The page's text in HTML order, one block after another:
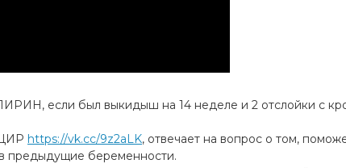
если был выкидыш на 14 неделе и 2 отслойки с
ЦИР https://vk.cc/9z2aLK, отвечает на вопрос о том,
предыдущие беременности.